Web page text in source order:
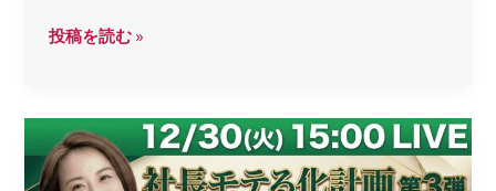
可
す
る
AI
前
オ
リ
コ
投稿を読む »